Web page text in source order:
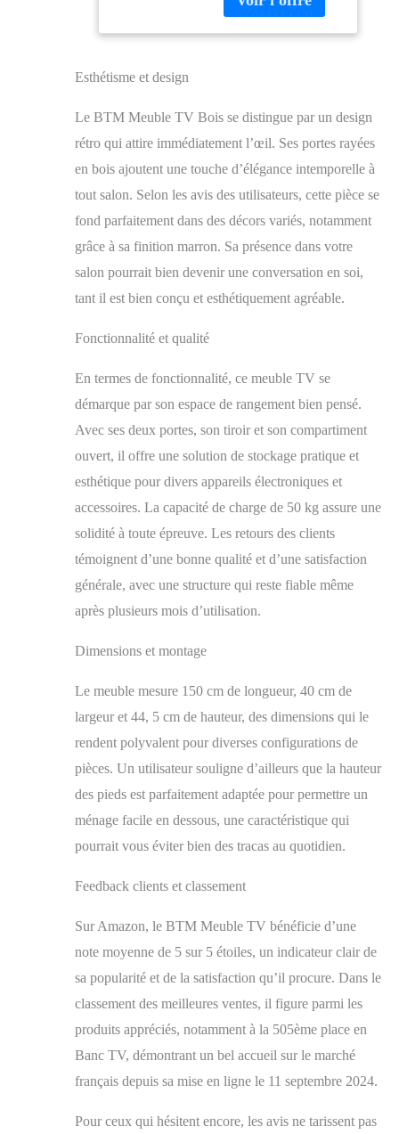
une beauté naturelle.
habilement éléments
naturels et design
espace de rangement et
fonctionnalité 】Ce
meuble TV est doté de
tiroirs en rotin, offrant
un espace de
rangement généreux
pour votre salon, idéal
objets. 【Conception
durable et stable】
de particules solides,
ce buffet conserve sa
forme même après une
【Design unique,
élégant et intemporel
】Ce meuble de
éléments naturels et
design moderne pour
usage quotidien, il
apportera une touche
d'élégance
intemporelle à votre
porte coulissante et
poignée
ergonomique】Le
meuble TV adopte une
conception de porte
seulement économise
facilite également son
utilisation. La poignée
arrondie évite les
angles, ce qui est sûr et
soigné, témoignant
raffiné.
Esthétisme et design
Le BTM Meuble TV Bois se distingue par un design
rétro qui attire immédiatement l’œil. Ses portes rayées
en bois ajoutent une touche d’élégance intemporelle à
tout salon. Selon les avis des utilisateurs, cette pièce se
fond parfaitement dans des décors variés, notamment
grâce à sa finition marron. Sa présence dans votre
salon pourrait bien devenir une conversation en soi,
tant il est bien conçu et esthétiquement agréable.
Fonctionnalité et qualité
En termes de fonctionnalité, ce meuble TV se
démarque par son espace de rangement bien pensé.
Avec ses deux portes, son tiroir et son compartiment
ouvert, il offre une solution de stockage pratique et
esthétique pour divers appareils électroniques et
accessoires. La capacité de charge de 50 kg assure une
solidité à toute épreuve. Les retours des clients
témoignent d’une bonne qualité et d’une satisfaction
générale, avec une structure qui reste fiable même
après plusieurs mois d’utilisation.
Dimensions et montage
Le meuble mesure 150 cm de longueur, 40 cm de
largeur et 44, 5 cm de hauteur, des dimensions qui le
rendent polyvalent pour diverses configurations de
pièces. Un utilisateur souligne d’ailleurs que la hauteur
des pieds est parfaitement adaptée pour permettre un
ménage facile en dessous, une caractéristique qui
pourrait vous éviter bien des tracas au quotidien.
Feedback clients et classement
Sur Amazon, le BTM Meuble TV bénéficie d’une
note moyenne de 5 sur 5 étoiles, un indicateur clair de
sa popularité et de la satisfaction qu’il procure. Dans le
classement des meilleures ventes, il figure parmi les
produits appréciés, notamment à la 505ème place en
Banc TV, démontrant un bel accueil sur le marché
français depuis sa mise en ligne le 11 septembre 2024.
Pour ceux qui hésitent encore, les avis ne tarissent pas